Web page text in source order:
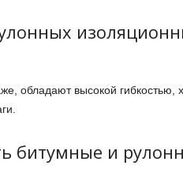
обладают высокой гибкостью,
битумные и